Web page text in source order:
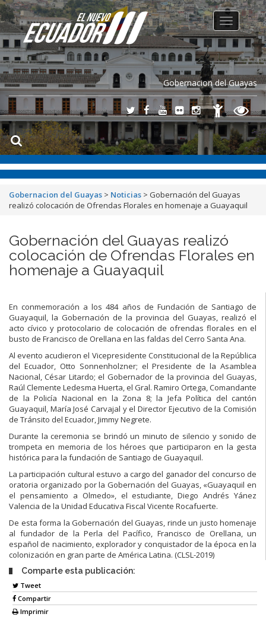
Gobernacion del Guayas
Toggle
navigation
Gobernacion del Guayas > Noticias > Gobernación del Guayas
realizó colocación de Ofrendas Florales en homenaje a Guayaquil
Gobernación del Guayas realizó
colocación de Ofrendas Florales en
homenaje a Guayaquil
En conmemoración a los 484 años de Fundación de Santiago de
Guayaquil, la Gobernación de la provincia del Guayas, realizó el
acto cívico y protocolario de colocación de ofrendas florales en el
busto de Francisco de Orellana en las faldas del Cerro Santa Ana.
Al evento acudieron el Vicepresidente Constitucional de la República
del Ecuador, Otto Sonnenholzner; el Presidente de la Asamblea
Nacional, César Litardo; el Gobernador de la provincia del Guayas,
Raúl Clemente Ledesma Huerta, el Gral. Ramiro Ortega, Comandante
de la Policía Nacional en la Zona 8; la Jefa Política del cantón
Guayaquil, María José Carvajal y el Director Ejecutivo de la Comisión
de Tránsito del Ecuador, Jimmy Negrete.
Durante la ceremonia se brindó un minuto de silencio y sonido de
trompeta en memoria de los héroes que participaron en la gesta
histórica para la fundación de Santiago de Guayaquil.
La participación cultural estuvo a cargo del ganador del concurso de
oratoria organizado por la Gobernación del Guayas, «Guayaquil en
el pensamiento a Olmedo», el estudiante, Diego Andrés Yánez
Valencia de la Unidad Educativa Fiscal Vicente Rocafuerte.
De esta forma la Gobernación del Guayas, rinde un justo homenaje
al fundador de la Perla del Pacífico, Francisco de Orellana, un
español de nacimiento, explorador y conquistador de la época en la
colonización en gran parte de América Latina. (CLSL-2019)
Comparte esta publicación:
Tweet
Compartir
Imprimir